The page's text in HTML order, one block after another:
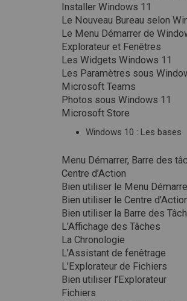
Installer Windows 11
Le Nouveau Bureau selon
Le Menu Démarrer de
Explorateur et Fenêtres
Les Widgets Windows 11
Les Paramètres sous
Microsoft Teams
Photos sous Windows 11
Microsoft Store
Windows 10 : Les bases
Menu Démarrer, Barre des
Centre d’Action
Bien utiliser le Menu
Bien utiliser le Centre
Bien utiliser la Barre des
L’Affichage des Tâches
La Chronologie
L’Assistant de fenêtrage
L’Explorateur de Fichiers
Bien utiliser l’Explorateur
Fichiers